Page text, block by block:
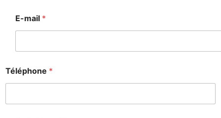
E-mail *
Téléphone *